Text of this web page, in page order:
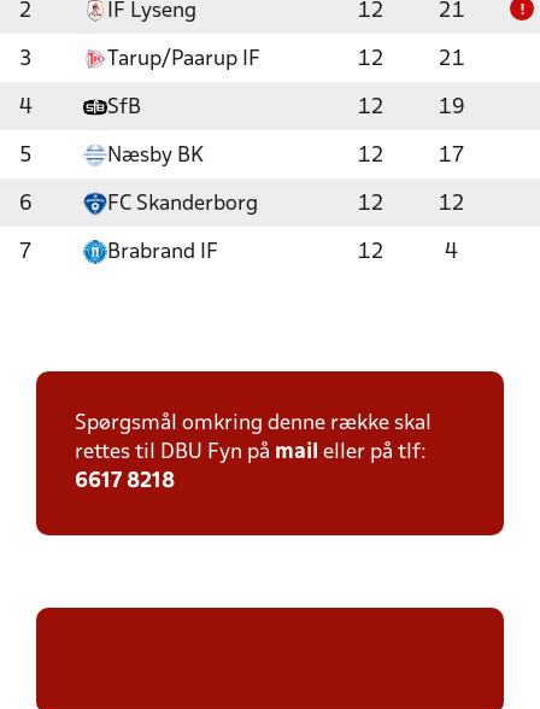
2 IF Lyseng 12 21 !
3 Tarup/Paarup IF 12 21
4 SfB 12 19
5 Næsby BK 12 17
6 FC Skanderborg 12 12
7 Brabrand IF 12 4
Spørgsmål omkring denne række skal
rettes til DBU Fyn på mail eller på tlf:
6617 8218